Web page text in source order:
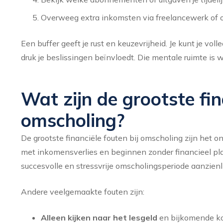
Overweeg extra inkomsten via freelancewerk of
Een buffer geeft je rust en keuzevrijheid. Je kunt je
druk je beslissingen beïnvloedt. Die mentale ruimte is
Wat zijn de grootste
omscholing?
De grootste financiële fouten bij omscholing zijn het
met inkomensverlies en beginnen zonder financieel
succesvolle en stressvrije omscholingsperiode
Andere veelgemaakte fouten zijn:
Alleen kijken naar het lesgeld en bijkomende